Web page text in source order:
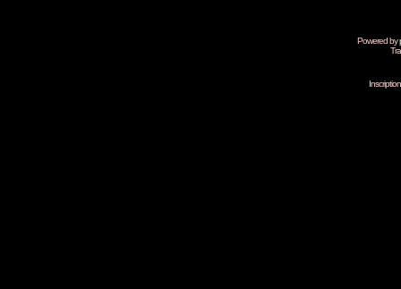
Powered by